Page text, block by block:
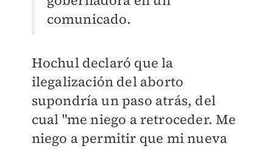
comunicado.
Hochul declaró que la
ilegalización del aborto
supondría un paso atrás, del
cual "me niego a retroceder. Me
niego a permitir que mi nueva